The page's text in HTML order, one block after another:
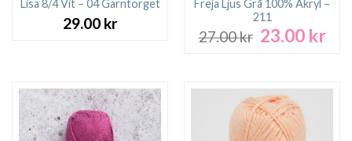
Lisa 8/4 Vit – 04 Garntorget
29.00 kr
Freja Ljus Grå 100% Akryl –
211
27.00kr Det
27.00 kr.
23.00 krDet